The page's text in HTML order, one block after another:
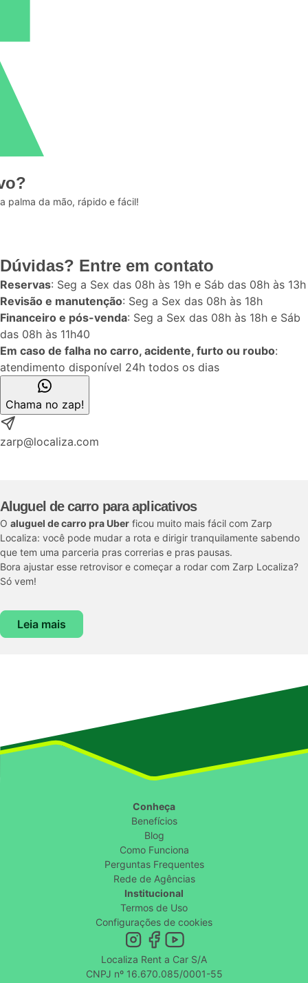
palma da mão, rápido e fácil!
Dúvidas? Entre em contato
Reservas: Seg a Sex das 08h às 19h e Sáb das 08h às 13h
Revisão e manutenção: Seg a Sex das 08h às 18h
Financeiro e pós-venda: Seg a Sex das 08h às 18h e Sáb
das 08h às 11h40
Em caso de falha no carro, acidente, furto ou roubo:
atendimento disponível 24h todos os dias
Chama no zap!
zarp@localiza.com
Aluguel de carro para aplicativos
O aluguel de carro pra Uber ficou muito mais fácil com Zarp
Localiza: você pode mudar a rota e dirigir tranquilamente sabendo
que tem uma parceria pras correrias e pras pausas.
Bora ajustar esse retrovisor e começar a rodar com Zarp Localiza?
Só vem!
Leia mais
Conheça
Benefícios
Blog
Como Funciona
Perguntas Frequentes
Rede de Agências
Institucional
Termos de Uso
Configurações de cookies
Localiza Rent a Car S/A
CNPJ nº 16.670.085/0001-55